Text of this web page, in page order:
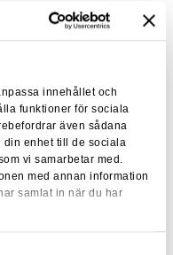
innehållet och
funktioner för sociala
även sådana
din enhet till de sociala
vi samarbetar med.
med annan information
samlat in när du har
på ett speciellt ställe i
av sidor/bilder
för att förbättra
av webbplatsen.